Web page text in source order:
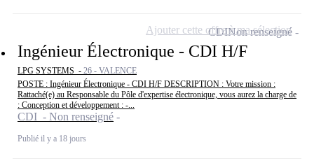
Ingénieur Électronique - CDI H/F
LPG SYSTEMS - 26 - VALENCE
POSTE : Ingénieur Électronique - CDI H/F DESCRIPTION : Votre mission :
Rattaché(e) au Responsable du Pôle d'expertise électronique, vous aurez la charge de
: Conception et développement : -...
CDI - Non renseigné
Publié il y a 18 jours
CDINon renseigné
Ajouter cette offre à ma sélection